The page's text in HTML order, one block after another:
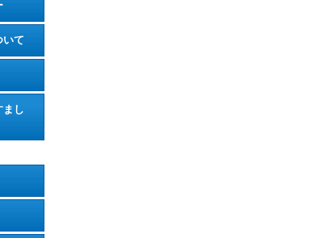
いて
まし